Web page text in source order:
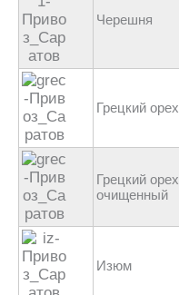
Черешня
Грецкий орех
Грецкий орех
очищенный
Изюм